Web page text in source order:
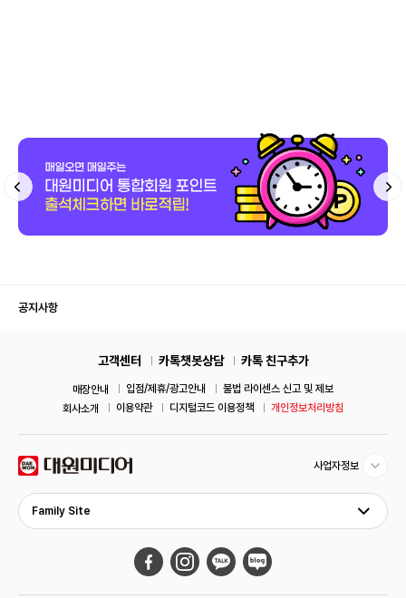
공지사항
고객센터 카톡챗봇상담 카톡 친구추가
매장안내 입점/제휴/광고안내
불법 라이센스 신고 및 제보
회사소개
이용약관 디지털코드 이용정책 개인정보처리방침
사업자정보
Family Site